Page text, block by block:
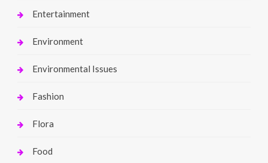
Entertainment
Environment
Environmental Issues
Fashion
Flora
Food